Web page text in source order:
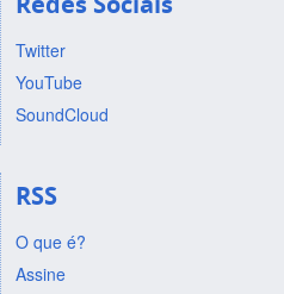
Twitter
YouTube
SoundCloud
RSS
O que é?
Assine